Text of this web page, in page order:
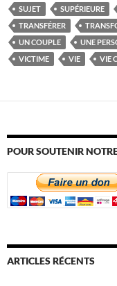
SUJET
SUPÉRIEURE
TRANSFÉRER
UN COUPLE
UNE
VICTIME
VIE VIE
POUR SOUTENIR
ARTICLES RÉCENTS